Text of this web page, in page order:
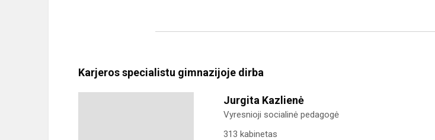
(L.
Karjeros specialistu gimnazijoje dirba
Jurgita Kazlienė
Vyresnioji socialinė pedagogė
313 kabinetas